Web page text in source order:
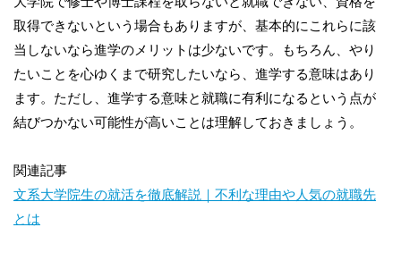
取得できないという場合もありますが、基本的にこれらに該
当しないなら進学のメリットは少ないです。もちろん、やり
たいことを心ゆくまで研究したいなら、進学する意味はあり
ます。ただし、進学する意味と就職に有利になるという点が
結びつかない可能性が高いことは理解しておきましょう。
関連記事
文系大学院生の就活を徹底解説｜不利な理由や人気の就職先
とは